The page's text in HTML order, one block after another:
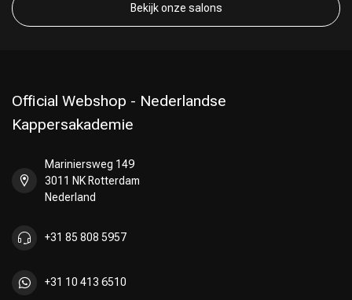
Bekijk onze salons
Official Webshop - Nederlandse
Kappersakademie
Mariniersweg 149
3011 NK Rotterdam
Nederland
+31 85 808 5957
+31 10 413 6510